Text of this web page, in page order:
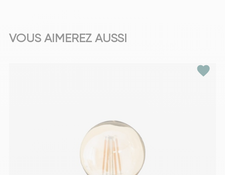
VOUS AIMEREZ AUSSI
favorite